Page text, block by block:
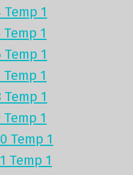
1
1
1
1
1
1
Temp 1
Temp 1